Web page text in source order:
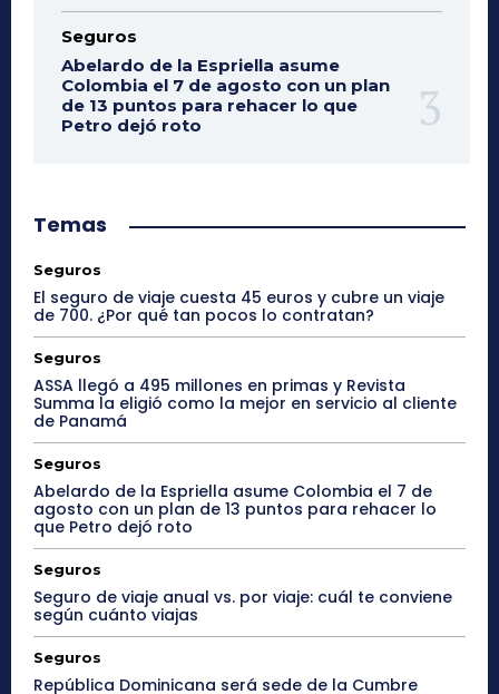
Seguros
Abelardo de la Espriella asume
Colombia el 7 de agosto con un plan
de 13 puntos para rehacer lo que
Petro dejó roto
Temas
Seguros
El seguro de viaje cuesta 45 euros y cubre un viaje
de 700. ¿Por qué tan pocos lo contratan?
Seguros
ASSA llegó a 495 millones en primas y Revista
Summa la eligió como la mejor en servicio al cliente
de Panamá
Seguros
Abelardo de la Espriella asume Colombia el 7 de
agosto con un plan de 13 puntos para rehacer lo
que Petro dejó roto
Seguros
Seguro de viaje anual vs. por viaje: cuál te conviene
según cuánto viajas
Seguros
República Dominicana será sede de la Cumbre